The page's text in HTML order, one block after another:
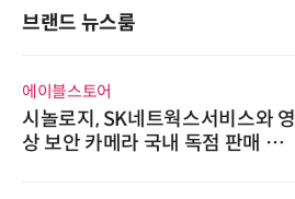
브랜드 뉴스룸
에이블스토어
시놀로지, SK네트웍스서비스와 영
상 보안 카메라 국내 독점 판매 파